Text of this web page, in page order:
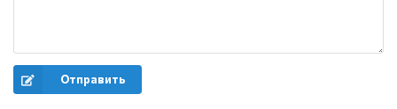
Отправить